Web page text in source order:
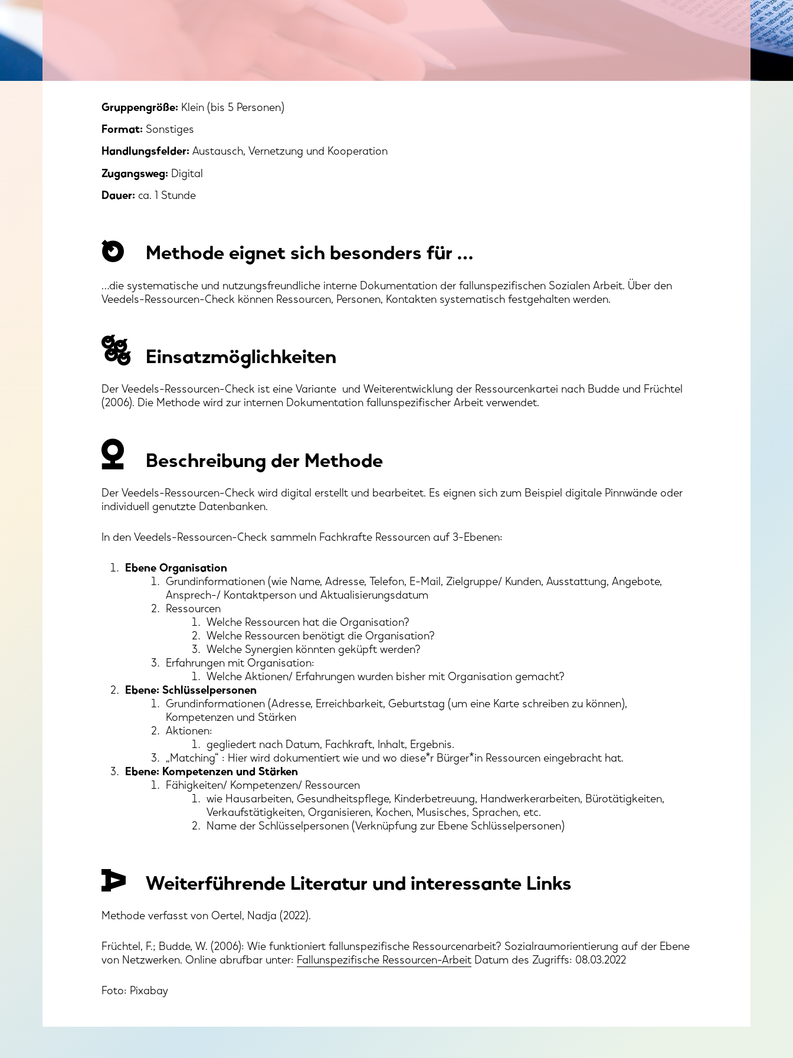
Gruppengröße: Klein (bis 5 Personen)
Format: Sonstiges
Handlungsfelder: Austausch, Vernetzung und Kooperation
Zugangsweg: Digital
Dauer: ca. 1 Stunde
Methode eignet sich besonders für …
…die systematische und nutzungsfreundliche interne Dokumentation der fallunspezifischen Sozialen Arbeit. Über den
Veedels-Ressourcen-Check können Ressourcen, Personen, Kontakten systematisch festgehalten werden.
Einsatzmöglichkeiten
Der Veedels-Ressourcen-Check ist eine Variante und Weiterentwicklung der Ressourcenkartei nach Budde und Früchtel
(2006). Die Methode wird zur internen Dokumentation fallunspezifischer Arbeit verwendet.
Beschreibung der Methode
Der Veedels-Ressourcen-Check wird digital erstellt und bearbeitet. Es eignen sich zum Beispiel digitale Pinnwände oder
individuell genutzte Datenbanken.
In den Veedels-Ressourcen-Check sammeln Fachkrafte Ressourcen auf 3-Ebenen:
Ebene Organisation
Grundinformationen (wie Name, Adresse, Telefon, E-Mail, Zielgruppe/ Kunden, Ausstattung, Angebote,
Ansprech-/ Kontaktperson und Aktualisierungsdatum
Ressourcen
Welche Ressourcen hat die Organisation?
Welche Ressourcen benötigt die Organisation?
Welche Synergien könnten geküpft werden?
Erfahrungen mit Organisation:
Welche Aktionen/ Erfahrungen wurden bisher mit Organisation gemacht?
Ebene: Schlüsselpersonen
Grundinformationen (Adresse, Erreichbarkeit, Geburtstag (um eine Karte schreiben zu können),
Kompetenzen und Stärken
Aktionen:
gegliedert nach Datum, Fachkraft, Inhalt, Ergebnis.
„Matching“ : Hier wird dokumentiert wie und wo diese*r Bürger*in Ressourcen eingebracht hat.
Ebene: Kompetenzen und Stärken
Fähigkeiten/ Kompetenzen/ Ressourcen
wie Hausarbeiten, Gesundheitspflege, Kinderbetreuung, Handwerkerarbeiten, Bürotätigkeiten,
Verkaufstätigkeiten, Organisieren, Kochen, Musisches, Sprachen, etc.
Name der Schlüsselpersonen (Verknüpfung zur Ebene Schlüsselpersonen)
Weiterführende Literatur und interessante Links
Methode verfasst von Oertel, Nadja (2022).
Früchtel, F.; Budde, W. (2006): Wie funktioniert fallunspezifische Ressourcenarbeit? Sozialraumorientierung auf der Ebene
von Netzwerken. Online abrufbar unter: Fallunspezifische Ressourcen-Arbeit Datum des Zugriffs: 08.03.2022
Foto: Pixabay